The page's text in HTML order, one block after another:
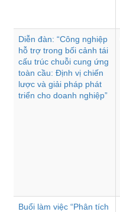
Diễn đàn: “Công nghiệp
hỗ trợ trong bối cảnh tái
cấu trúc chuỗi cung ứng
toàn cầu: Định vị chiến
lược và giải pháp phát
triển cho doanh nghiệp”
Buổi làm việc “Phân tích